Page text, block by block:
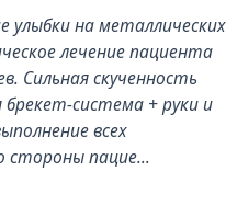
улыбки на металлических
лечение пациента
Сильная скученность
брекет-система + руки и
всех
стороны пацие…